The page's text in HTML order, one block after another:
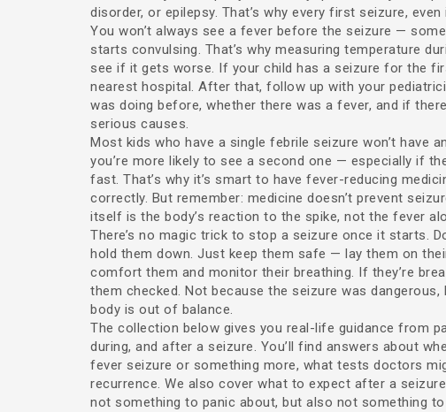
disorder, or epilepsy. That’s why every first seizure,
You won’t always see a fever before the seizure —
starts convulsing. That’s why measuring temperature
see if it gets worse. If your child has a seizure for the
nearest hospital. After that, follow up with your
was doing before, whether there was a fever, and if
serious causes.
Most kids who have a single febrile seizure won’t have
you’re more likely to see a second one — especially if
fast. That’s why it’s smart to have fever-reducing
correctly. But remember: medicine doesn’t prevent
itself is the body’s reaction to the spike, not the fever
There’s no magic trick to stop a seizure once it starts.
hold them down. Just keep them safe — lay them on
comfort them and monitor their breathing. If they’re
them checked. Not because the seizure was
body is out of balance.
The collection below gives you real-life guidance from
during, and after a seizure. You’ll find answers about
fever seizure or something more, what tests doctors
recurrence. We also cover what to expect after a
not something to panic about, but also not something to